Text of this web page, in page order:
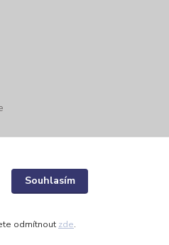
Souhlasím
odmítnout zde.